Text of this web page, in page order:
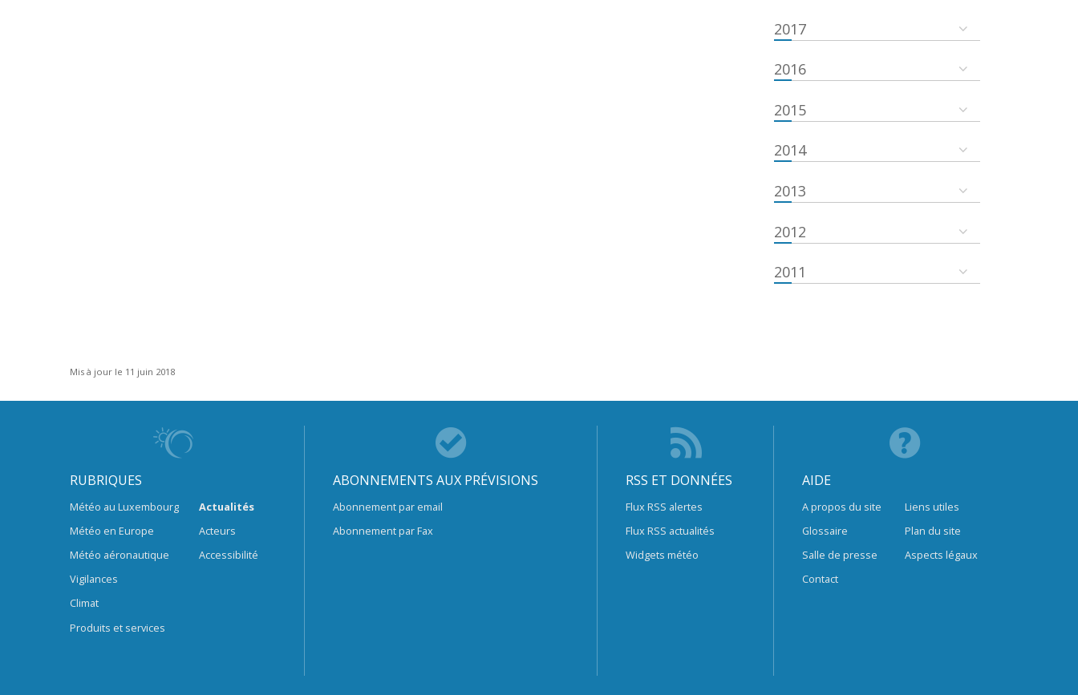
2017
2016
2015
2014
2013
2012
2011
Mis à jour le 11 juin 2018
RUBRIQUES
Météo au Luxembourg
Météo en Europe
Météo aéronautique
Vigilances
Climat
Produits et services
Actualités
Acteurs
Accessibilité
ABONNEMENTS AUX PRÉVISIONS
Abonnement par email
Abonnement par Fax
RSS ET DONNÉES
Flux RSS alertes
Flux RSS actualités
Widgets météo
AIDE
A propos du site
Glossaire
Salle de presse
Contact
Liens utiles
Plan du site
Aspects légaux